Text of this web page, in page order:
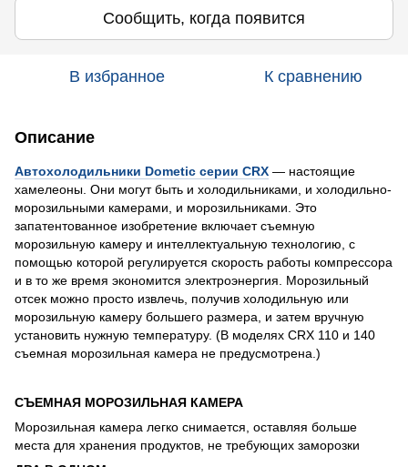
Сообщить, когда появится
В избранное К сравнению
Описание
Автохолодильники Dometic серии CRX — настоящие
хамелеоны. Они могут быть и холодильниками, и холодильно-
морозильными камерами, и морозильниками. Это
запатентованное изобретение включает съемную
морозильную камеру и интеллектуальную технологию, с
помощью которой регулируется скорость работы компрессора
и в то же время экономится электроэнергия. Морозильный
отсек можно просто извлечь, получив холодильную или
морозильную камеру большего размера, и затем вручную
установить нужную температуру. (В моделях CRX 110 и 140
съемная морозильная камера не предусмотрена.)
СЪЕМНАЯ МОРОЗИЛЬНАЯ КАМЕРА
Морозильная камера легко снимается, оставляя больше
места для хранения продуктов, не требующих заморозки